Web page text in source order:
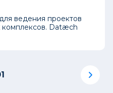
ведения проектов
комплексов. Datæch